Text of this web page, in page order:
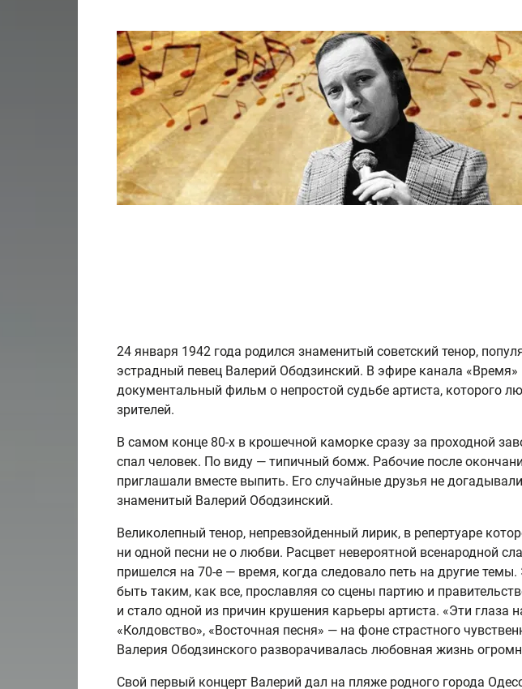
24 января 1942 года родился знаменитый советский тенор,
эстрадный певец Валерий Ободзинский. В эфире канала
документальный фильм о непростой судьбе артиста, которого
зрителей.
В самом конце 80-х в крошечной каморке сразу за проходной
спал человек. По виду — типичный бомж. Рабочие после
приглашали вместе выпить. Его случайные друзья не
знаменитый Валерий Ободзинский.
Великолепный тенор, непревзойденный лирик, в репертуаре
ни одной песни не о любви. Расцвет невероятной всенародной
пришелся на 70-е — время, когда следовало петь на другие
быть таким, как все, прославляя со сцены партию и
и стало одной из причин крушения карьеры артиста. «Эти глаза
«Колдовство», «Восточная песня» — на фоне страстного
Валерия Ободзинского разворачивалась любовная жизнь
Свой первый концерт Валерий дал на пляже родного города